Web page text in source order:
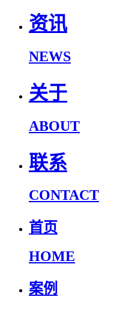
资讯
NEWS
关于
ABOUT
联系
CONTACT
首页
HOME
案例